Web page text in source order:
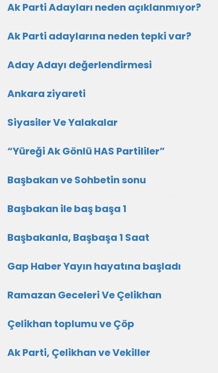
Ak Parti Adayları neden açıklanmıyor?
Ak Parti adaylarına neden tepki var?
Aday Adayı değerlendirmesi
Ankara ziyareti
Siyasiler Ve Yalakalar
“Yüreği Ak Gönlü HAS Partililer”
Başbakan ve Sohbetin sonu
Başbakan ile baş başa 1
Başbakanla, Başbaşa 1 Saat
Gap Haber Yayın hayatına başladı
Ramazan Geceleri Ve Çelikhan
Çelikhan toplumu ve Çöp
Ak Parti, Çelikhan ve Vekiller